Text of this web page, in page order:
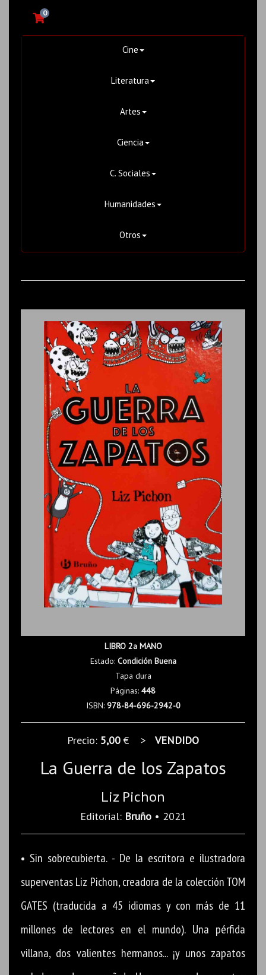
0
Cine
Literatura
Artes
Ciencia
C. Sociales
Humanidades
Otros
LIBRO 2a MANO
Estado: Condición Buena
Tapa dura
Páginas: 448
ISBN: 978-84-696-2942-0
Precio: 5,00€ > VENDIDO
La Guerra de los Zapatos
Liz Pichon
Editorial: Bruño• 2021
• Sin sobrecubierta. - De la escritora e ilustradora
superventas Liz Pichon, creadora de la colección TOM
GATES (traducida a 45 idiomas y con más de 11
millones de lectores en el mundo). Una pérfida
villana, dos valientes hermanos... ¡y unos zapatos